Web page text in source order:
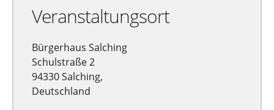
Veranstaltungsort
Bürgerhaus Salching
Schulstraße 2
94330 Salching,
Deutschland